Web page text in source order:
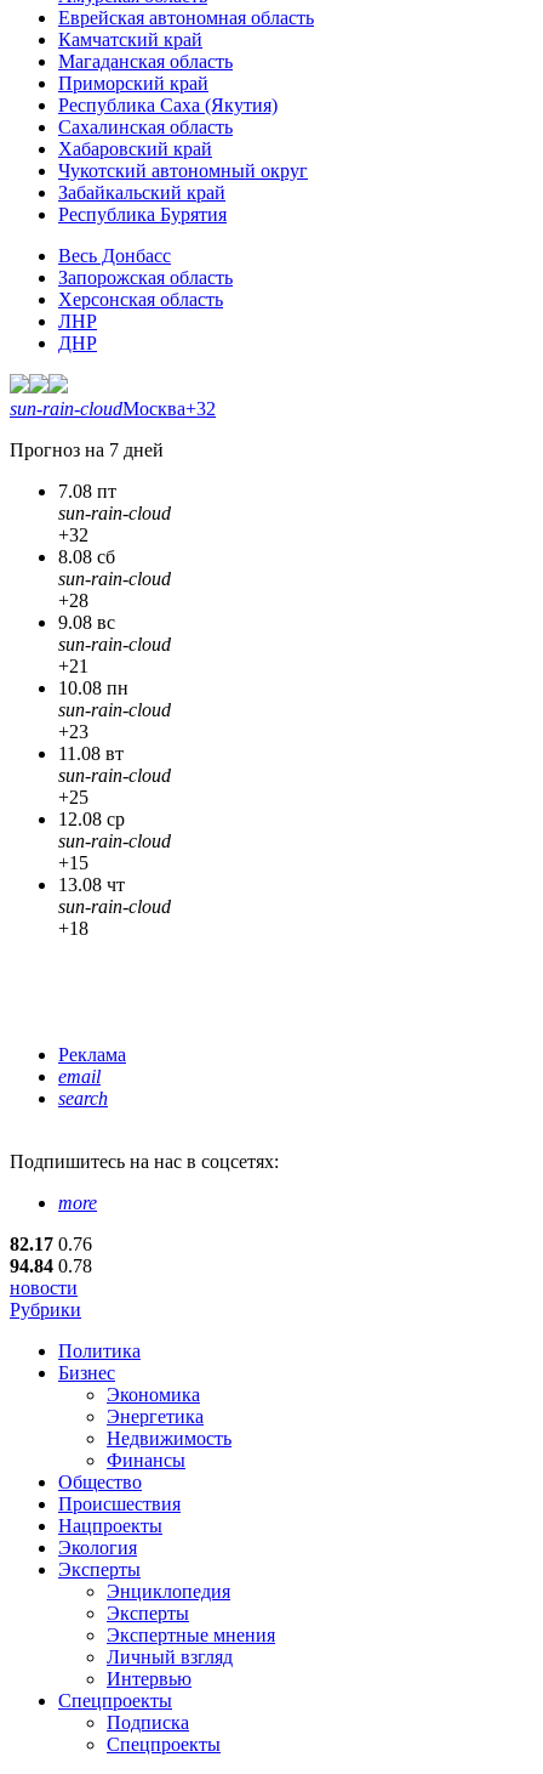
Еврейская автономная область
Камчатский край
Магаданская область
Приморский край
Республика Саха (Якутия)
Сахалинская область
Хабаровский край
Чукотский автономный округ
Забайкальский край
Республика Бурятия
Весь Донбасс
Запорожская область
Херсонская область
ЛНР
ДНР
sun-rain-cloudМосква+32
Прогноз на 7 дней
7.08 пт
sun-rain-cloud
+32
8.08 сб
sun-rain-cloud
+28
9.08 вс
sun-rain-cloud
+21
10.08 пн
sun-rain-cloud
+23
11.08 вт
sun-rain-cloud
+25
12.08 ср
sun-rain-cloud
+15
13.08 чт
sun-rain-cloud
+18
Реклама
email
search
Подпишитесь на нас в соцсетях:
more
82.17 0.76
94.84 0.78
новости
Рубрики
Политика
Бизнес
Экономика
Энергетика
Недвижимость
Финансы
Общество
Происшествия
Нацпроекты
Экология
Эксперты
Энциклопедия
Эксперты
Экспертные мнения
Личный взгляд
Интервью
Спецпроекты
Подписка
Спецпроекты